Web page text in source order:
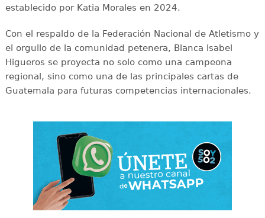
establecido por Katia Morales en 2024.
Con el respaldo de la Federación Nacional de Atletismo y
el orgullo de la comunidad petenera, Blanca Isabel
Higueros se proyecta no solo como una campeona
regional, sino como una de las principales cartas de
Guatemala para futuras competencias internacionales.